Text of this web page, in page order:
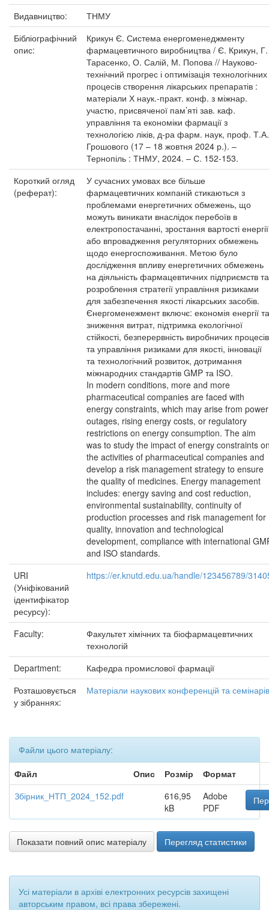
Видавництво:
ТНМУ
Бібліографічний
опис:
Крикун Є. Система енергоменеджменту
фармацевтичного виробництва / Є. Крикун, Г.
Тарасенко, О. Салій, М. Попова // Науково-
технічний прогрес і оптимізація технологічних
процесів створення лікарських препаратів :
матеріали Х наук.-практ. конф. з міжнар.
участю, присвяченої пам’яті зав. каф.
управління та економіки фармації з
технологією ліків, д-ра фарм. наук, проф. Т.А.
Грошового (17 – 18 жовтня 2024 р.). –
Тернопіль : ТНМУ, 2024. – С. 152-153.
Короткий огляд
(реферат):
У сучасних умовах все більше
фармацевтичних компаній стикаються з
проблемами енергетичних обмежень, що
можуть виникати внаслідок перебоїв в
електропостачанні, зростання вартості енергії
або впровадження регуляторних обмежень
щодо енергоспоживання. Метою було
дослідження впливу енергетичних обмежень
на діяльність фармацевтичних підприємств та
розроблення стратегії управління ризиками
для забезпечення якості лікарських засобів.
Єнергоменежмент включє: економія енергії та
зниження витрат, підтримка екологічної
стійкості, безперервність виробничих процесів
та управління ризиками для якості, інновації
та технологічний розвиток, дотримання
міжнародних стандартів GMP та ISO.
In modern conditions, more and more
pharmaceutical companies are faced with
energy constraints, which may arise from power
outages, rising energy costs, or regulatory
restrictions on energy consumption. The aim
was to study the impact of energy constraints
the activities of pharmaceutical companies and
develop a risk management strategy to ensure
the quality of medicines. Energy management
includes: energy saving and cost reduction,
environmental sustainability, continuity of
production processes and risk management for
quality, innovation and technological
development, compliance with international
and ISO standards.
URI
(Уніфікований
ідентифікатор
ресурсу):
https://er.knutd.edu.ua/handle/123456789/
Faculty:
Факультет хімічних та біофармацевтичних
технологій
Department:
Кафедра промислової фармації
Розташовується
у зібраннях:
Матеріали наукових конференцій та семінарів
Файли цього матеріалу:
Файл
Опис Розмір
Формат
Збірник_НТП_2024_152.pdf
616,95
kB
Adobe
PDF
Показати повний опис матеріалу Перегляд статистики
Усі матеріали в архіві електронних ресурсів захищені
авторським правом, всі права збережені.